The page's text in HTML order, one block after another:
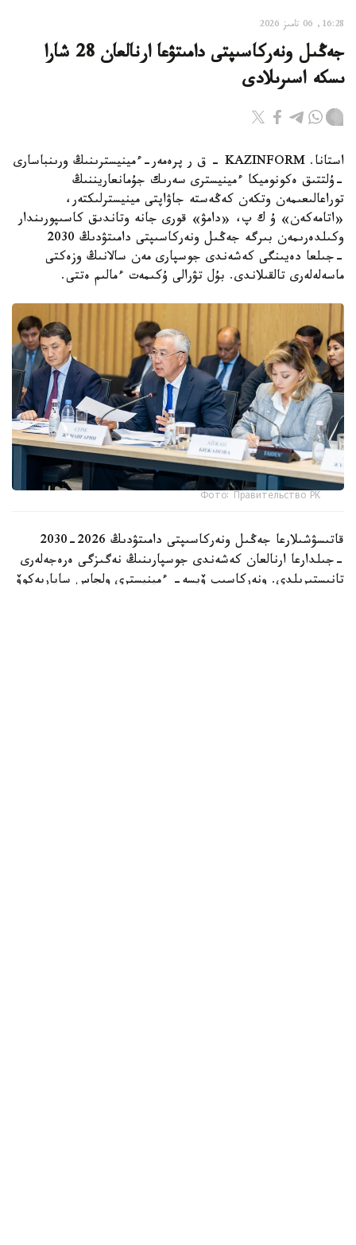
16:28, 06 تامىز 2026
جەڭىل ونەركاسىپتى دامىتۋعا ارنالعان 28 شارا
ىسكە اسىرىلادى
استانا. KAZINFORM - ق ر پرەمەر-ءمينيسترىنىڭ ورىنباسارى
-ۇلتتىق ەكونوميكا ءمينيسترى سەرىك جۇمانعاريننىڭ
توراعالىعىمەن وتكەن كەڭەستە جاۋاپتى مينيسترلىكتەر،
«اتامەكەن» ۇ ك پ، «دامۋ» قورى جانە وتاندىق كاسىپورىندار
وكىلدەرىمەن بىرگە جەڭىل ونەركاسىپتى دامىتۋدىڭ 2030
-جىلعا دەيىنگى كەشەندى جوسپارى مەن سالانىڭ وزەكتى
ماسەلەلەرى تالقىلاندى. بۇل تۋرالى ۇكىمەت ءمالىم ەتتى.
Фото: Правительство РК
قاتىسۋشىلارعا جەڭىل ونەركاسىپتى دامىتۋدىڭ 2026-2030
-جىلدارعا ارنالعان كەشەندى جوسپارىنىڭ نەگىزگى ەرەجەلەرى
تانىستىرىلدى. ونەركاسىپ ۆيسە- ءمينيسترى ولجاس ساپاربەكوۆ